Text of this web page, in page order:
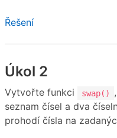
Řešení
Úkol 2
Vytvořte funkci swap()
seznam čísel a dva
prohodí čísla na